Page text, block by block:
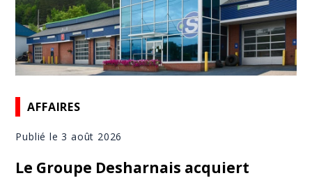
AFFAIRES
Publié le 3 août 2026
Le Groupe Desharnais acquiert